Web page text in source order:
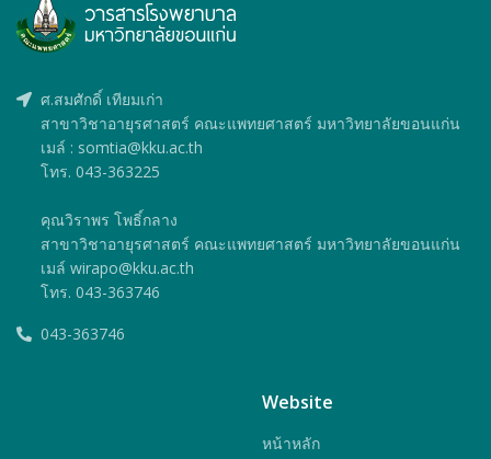
ศ.สมศักดิ์ เทียมเก่า
สาขาวิชาอายุรศาสตร์ คณะแพทยศาสตร์ มหาวิทยาลัยขอนแก่น
เมล์ : somtia@kku.ac.th
โทร. 043-363225
คุณวิราพร โพธิ์กลาง
สาขาวิชาอายุรศาสตร์ คณะแพทยศาสตร์ มหาวิทยาลัยขอนแก่น
เมล์ wirapo@kku.ac.th
โทร. 043-363746
043-363746
Website
หน้าหลัก